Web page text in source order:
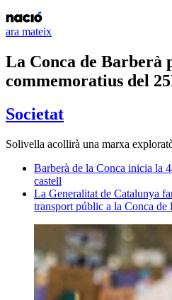
ara mateix
La Conca de Barberà
commemoratius del
Societat
Solivella acollirà una marxa
Barberà de la Conca inicia la
castell
La Generalitat de Catalunya
transport públic a la Conca de